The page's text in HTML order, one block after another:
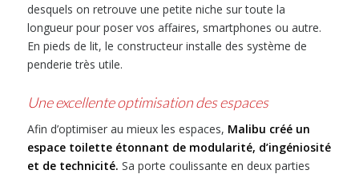
desquels on retrouve une petite niche sur toute la
longueur pour poser vos affaires, smartphones ou autre.
En pieds de lit, le constructeur installe des système de
penderie très utile.
Une excellente optimisation des espaces
Afin d’optimiser au mieux les espaces, Malibu créé un
espace toilette étonnant de modularité, d’ingéniosité
et de technicité. Sa porte coulissante en deux parties